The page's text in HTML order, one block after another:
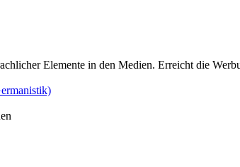
Elemente in den Medien. Erreicht die